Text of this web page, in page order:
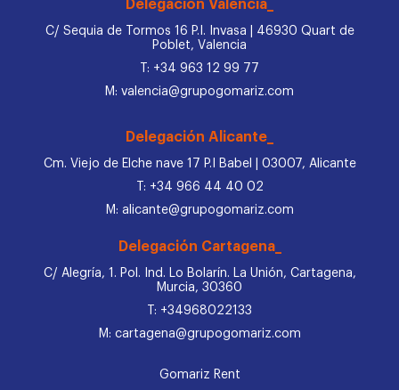
Delegación Valencia_
C/ Sequia de Tormos 16 P.I. Invasa | 46930 Quart de
Poblet, Valencia
T: +34 963 12 99 77
M: valencia@grupogomariz.com
Delegación Alicante_
Cm. Viejo de Elche nave 17 P.I Babel | 03007, Alicante
T: +34 966 44 40 02
M: alicante@grupogomariz.com
Delegación Cartagena_
C/ Alegría, 1. Pol. Ind. Lo Bolarín. La Unión, Cartagena,
Murcia, 30360
T: +34968022133
M: cartagena@grupogomariz.com
Gomariz Rent